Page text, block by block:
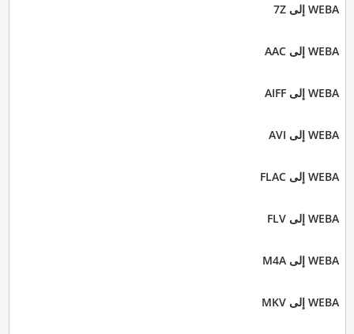
WEBA إلى 7Z
WEBA إلى AAC
WEBA إلى AIFF
WEBA إلى AVI
WEBA إلى FLAC
WEBA إلى FLV
WEBA إلى M4A
WEBA إلى MKV